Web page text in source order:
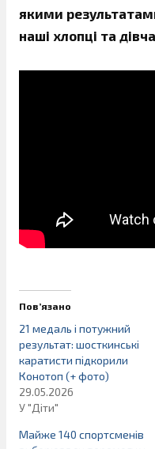
якими
наші хлопці та
Пов’язано
21 медаль і потужний
результат: шосткинські
каратисти підкорили
Конотоп (+ фото)
29.05.2026
У "Діти"
Майже 140 спортсменів